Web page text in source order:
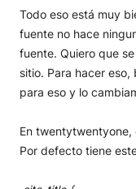
Todo eso está muy
fuente no hace
fuente. Quiero que
sitio. Para hacer
para eso y lo
En
Por defecto tiene